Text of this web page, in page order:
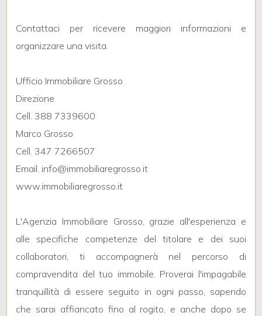
Contattaci per ricevere maggiori informazioni e
organizzare una visita.
Ufficio Immobiliare Grosso
Direzione
Cell. 388 7339600
Marco Grosso
Cell. 347 7266507
Email. info@immobiliaregrosso.it
www.immobiliaregrosso.it
L'Agenzia Immobiliare Grosso, grazie all'esperienza e
alle specifiche competenze del titolare e dei suoi
collaboratori, ti accompagnerà nel percorso di
compravendita del tuo immobile. Proverai l'impagabile
tranquillità di essere seguito in ogni passo, sapendo
che sarai affiancato fino al rogito, e anche dopo se
2
3
4
5
5+
minime
Qualsiasi
1